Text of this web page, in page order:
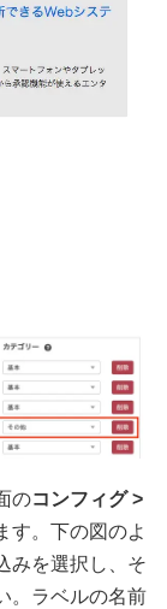
のコンフィグ >
す。下の図のよ
みを選択し、そ
。ラベルの名前